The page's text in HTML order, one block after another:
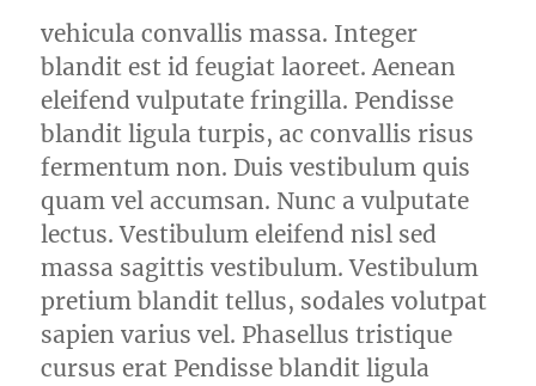
vehicula convallis massa. Integer
blandit est id feugiat laoreet. Aenean
eleifend vulputate fringilla. Pendisse
blandit ligula turpis, ac convallis risus
fermentum non. Duis vestibulum quis
quam vel accumsan. Nunc a vulputate
lectus. Vestibulum eleifend nisl sed
massa sagittis vestibulum. Vestibulum
pretium blandit tellus, sodales volutpat
sapien varius vel. Phasellus tristique
cursus erat Pendisse blandit ligula